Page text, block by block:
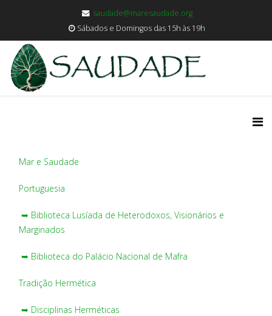
saudade@maresaudade.org
Sábados e Domingos das 15h às 19h
Mar e Saudade
Portuguesia
➥ Biblioteca Lusíada de Heterodoxos, Visionários e
Marginados
➥ Biblioteca do Palácio Nacional de Mafra
Tradição Hermética
➥ Disciplinas Herméticas